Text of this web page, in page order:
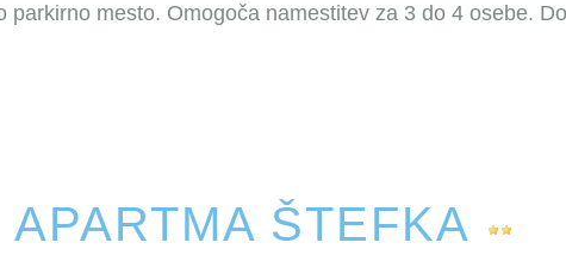
parkirno mesto. Omogoča namestitev za 3 do 4 osebe.
APARTMA ŠTEFKA